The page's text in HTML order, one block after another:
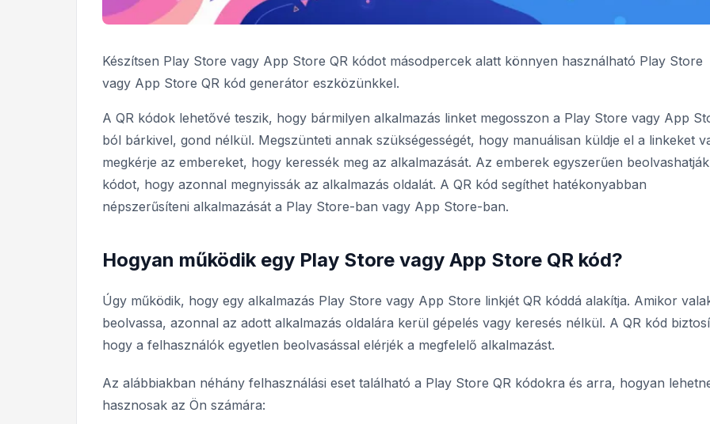
Készítsen Play Store vagy App Store QR kódot másodpercek alatt könnyen használható Play Store
vagy App Store QR kód generátor eszközünkkel.
A QR kódok lehetővé teszik, hogy bármilyen alkalmazás linket megosszon a Play Store vagy App
ból bárkivel, gond nélkül. Megszünteti annak szükségességét, hogy manuálisan küldje el a linkeket
megkérje az embereket, hogy keressék meg az alkalmazását. Az emberek egyszerűen
kódot, hogy azonnal megnyissák az alkalmazás oldalát. A QR kód segíthet hatékonyabban
népszerűsíteni alkalmazását a Play Store-ban vagy App Store-ban.
Hogyan működik egy Play Store vagy App Store QR kód?
Úgy működik, hogy egy alkalmazás Play Store vagy App Store linkjét QR kóddá alakítja. Amikor
beolvassa, azonnal az adott alkalmazás oldalára kerül gépelés vagy keresés nélkül. A QR kód
hogy a felhasználók egyetlen beolvasással elérjék a megfelelő alkalmazást.
Az alábbiakban néhány felhasználási eset található a Play Store QR kódokra és arra, hogyan
hasznosak az Ön számára: